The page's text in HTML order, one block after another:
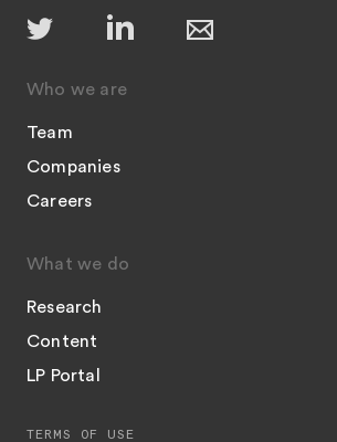
Who we are
Team
Companies
Careers
What we do
Research
Content
LP Portal
TERMS OF USE